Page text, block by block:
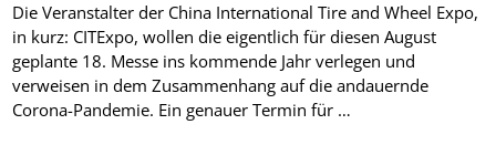
Die Veranstalter der China International Tire and Wheel Expo,
in kurz: CITExpo, wollen die eigentlich für diesen August
geplante 18. Messe ins kommende Jahr verlegen und
verweisen in dem Zusammenhang auf die andauernde
Corona-Pandemie. Ein genauer Termin für …